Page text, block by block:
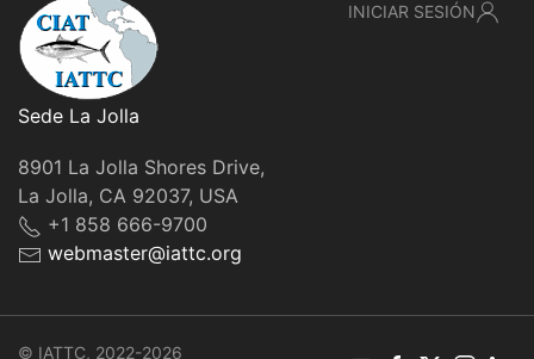
Sede La Jolla
8901 La Jolla Shores Drive,
La Jolla, CA 92037, USA
+1 858 666-9700
webmaster@iattc.org
INICIAR SESIÓN
© IATTC, 2022-2026